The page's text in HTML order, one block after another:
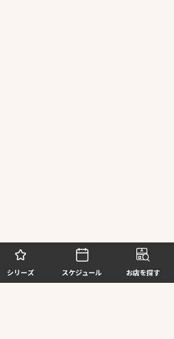
シリーズ スケジュール お店を探す